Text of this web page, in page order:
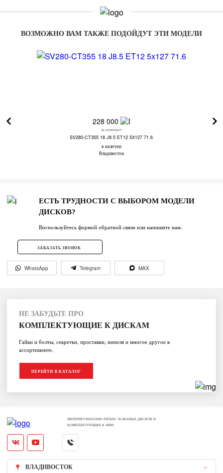
ВОЗМОЖНО ВАМ ТАКЖЕ ПОДОЙДУТ ЭТИ МОДЕЛИ
228 000
за комплект
SV280-CT355 18 J8.5 ET12 5X127 71.6
в наличии
Владивосток
ЕСТЬ ТРУДНОСТИ С ВЫБОРОМ МОДЕЛИ
ДИСКОВ?
Воспользуйтесь формой обратной связи или напишите нам.
ЗАКАЗАТЬ ЗВОНОК
WhatsApp Telegram MAX
НЕ ЗАБУДЬТЕ ПРО
КОМПЛЕКТУЮЩИЕ К ДИСКАМ
Гайки и болты, секретки, проставки, нипеля и многое другое в
ассортименте.
ПЕРЕЙТИ В КАТАЛОГ
ИНТЕРНЕТ-МАГАЗИН ЛИТЫХ / КОВАНЫХ ДИСКОВ И
КОМПЛЕКТУЮЩИХ К НИМ
ВЛАДИВОСТОК